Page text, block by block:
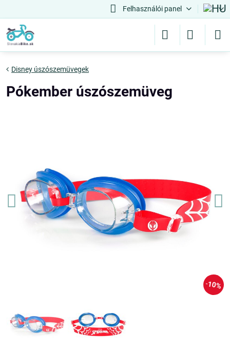
Felhasználói panel
10%
Disney úszószemüvegek
Pókember úszószemüveg